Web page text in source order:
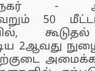
-
50
2ஆவது